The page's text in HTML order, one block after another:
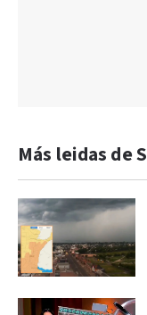
Más leidas de